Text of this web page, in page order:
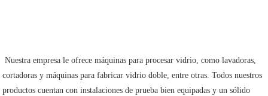
cortadoras y máquinas para fabricar vidrio doble, entre otras. Todos nuestros
productos cuentan con instalaciones de prueba bien equipadas y un sólido